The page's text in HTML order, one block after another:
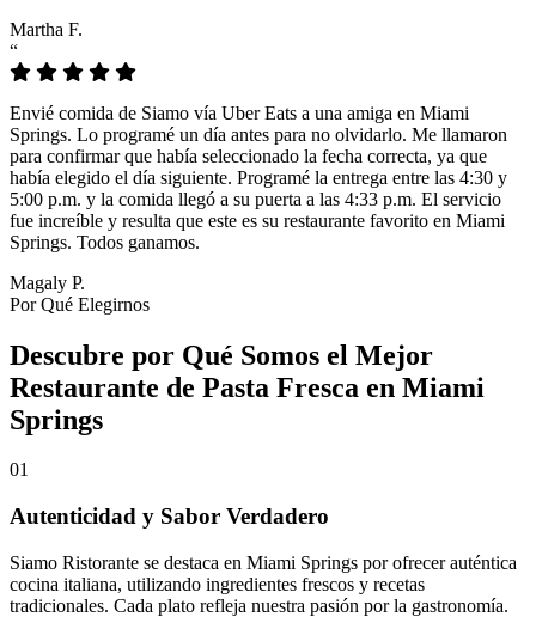
Martha F.
“
Envié comida de Siamo vía Uber Eats a una amiga en Miami
Springs. Lo programé un día antes para no olvidarlo. Me llamaron
para confirmar que había seleccionado la fecha correcta, ya que
había elegido el día siguiente. Programé la entrega entre las 4:30 y
5:00 p.m. y la comida llegó a su puerta a las 4:33 p.m. El servicio
fue increíble y resulta que este es su restaurante favorito en Miami
Springs. Todos ganamos.
Magaly P.
Por Qué Elegirnos
Descubre por Qué Somos el Mejor
Restaurante de Pasta Fresca en Miami
Springs
01
Autenticidad y Sabor Verdadero
Siamo Ristorante se destaca en Miami Springs por ofrecer auténtica
cocina italiana, utilizando ingredientes frescos y recetas
tradicionales. Cada plato refleja nuestra pasión por la gastronomía.